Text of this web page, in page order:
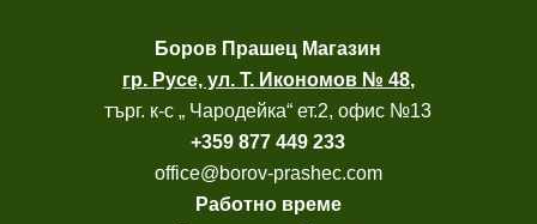
Боров Прашец Магазин
гр. Русе, ул. Т. Икономов № 48,
търг. к-с „ Чародейка“ ет.2, офис №13
+359 877 449 233
office@borov-prashec.com
Работно време